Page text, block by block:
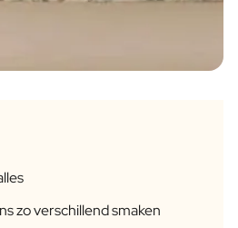
zo verschillend smaken